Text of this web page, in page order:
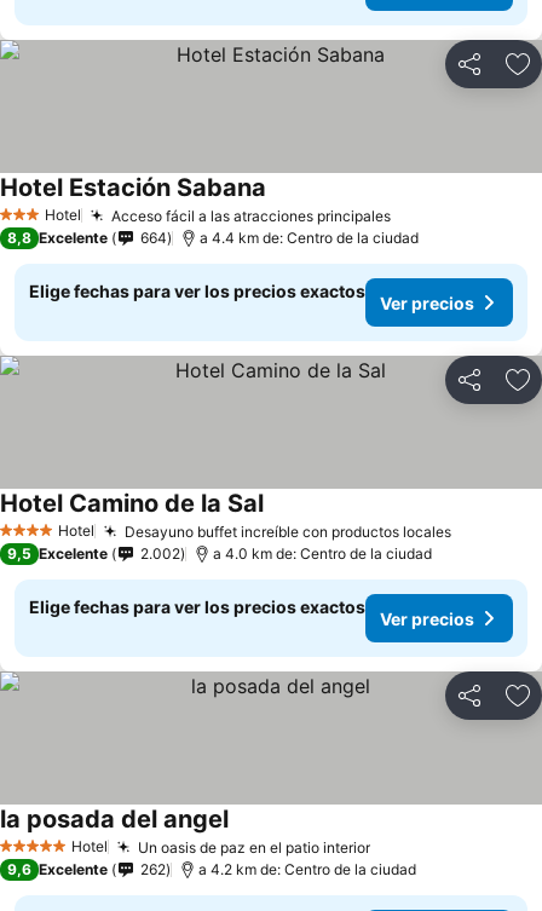
Compartir
3 Estrellas
Hotel Acceso fácil a las atracciones principalesVer precios
Hotel Estación Sabana
8,8 Excelente 664 a 4.4 km de: Centro de la ciudad
Elige fechas para ver los precios exactos
Ver precios
Compartir
4 EstrellasHotel Desayuno buffet increíble con productos localesVer
Hotel Camino de la SalVer precios
9,5 Excelente 2.002 a 4.0 km de: Centro de la ciudad
Elige fechas para ver los precios exactos
Ver precios
Compartir
5 Estrellas Hotel Un oasis de paz en el patio interiorVer precios
la posada del angelVer precios
9,6 Excelente 262 a 4.2 km de: Centro de la ciudad